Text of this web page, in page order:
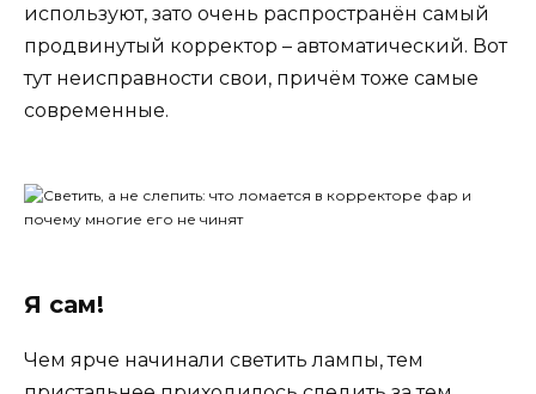
используют, зато очень распространён самый
продвинутый корректор – автоматический. Вот
тут неисправности свои, причём тоже самые
современные.
Я сам!
Чем ярче начинали светить лампы, тем